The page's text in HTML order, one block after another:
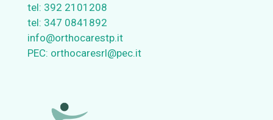
tel: 392 2101208
tel: 347 0841892
info@orthocarestp.it
PEC: orthocaresrl@pec.it